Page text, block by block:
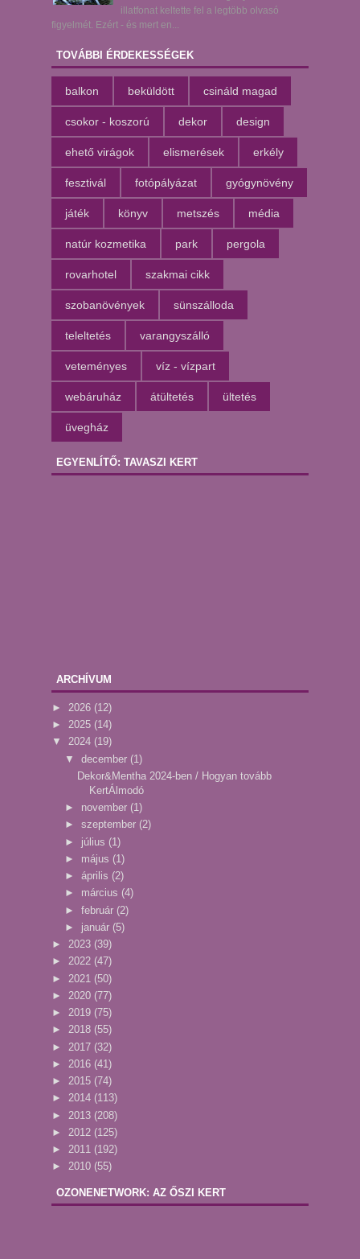
illatfonat keltette fel a legtöbb olvasó
figyelmét. Ezért - és mert en...
TOVÁBBI ÉRDEKESSÉGEK
balkon beküldött csináld magad
csokor - koszorú dekor design
ehető virágok elismerések erkély
fesztivál fotópályázat gyógynövény
játék könyv metszés média
natúr kozmetika park pergola
rovarhotel szakmai cikk
szobanövények sünszálloda
teleltetés varangyszálló
veteményes víz - vízpart
webáruház átültetés ültetés
üvegház
EGYENLÍTŐ: TAVASZI KERT
ARCHÍVUM
► 2026 (12)
► 2025 (14)
▼ 2024 (19)
▼ december (1)
Dekor&Mentha 2024-ben / Hogyan tovább
KertÁlmodó
► november (1)
► szeptember (2)
► július (1)
► május (1)
► április (2)
► március (4)
► február (2)
► január (5)
► 2023 (39)
► 2022 (47)
► 2021 (50)
► 2020 (77)
► 2019 (75)
► 2018 (55)
► 2017 (32)
► 2016 (41)
► 2015 (74)
► 2014 (113)
► 2013 (208)
► 2012 (125)
► 2011 (192)
► 2010 (55)
OZONENETWORK: AZ ŐSZI KERT